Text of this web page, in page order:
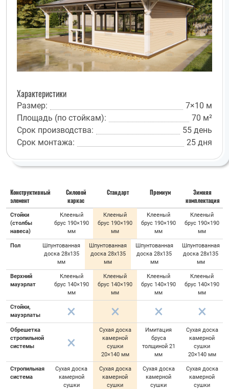
Характеристики
Размер:
7×10 м
Площадь (по стойкам):
70 м²
Срок производства:
55 день
Срок монтажа:
25 дня
Конструктивный
элемент
Силовой
каркас
Стандарт Премиум
Зимняя
комплектация
Стойки
(столбы
навеса)
Клееный
брус 190×190
мм
Клееный
брус 190×190
мм
Клееный
брус 190×190
мм
Клееный
брус 190×190
мм
Пол
Шпунтованная
доска 28х135
мм
Шпунтованная
доска 28х135
мм
Шпунтованная
доска 28х135
мм
Шпунтованная
доска 28х135
мм
Верхний
мауэрлат
Клееный
брус 140×190
мм
Клееный
брус 140×190
мм
Клееный
брус 140×190
мм
Клееный
брус 140×190
мм
Стойки,
мауэрлаты
Обрешетка
стропильной
системы
Сухая доска
камерной
сушки
20×140 мм
Имитация
бруса
толщиной 21
мм
Сухая доска
камерной
сушки
20×140 мм
Стропильная
система
Сухая доска
камерной
сушки
Сухая доска
камерной
сушки
Сухая доска
камерной
сушки
Сухая доска
камерной
сушки